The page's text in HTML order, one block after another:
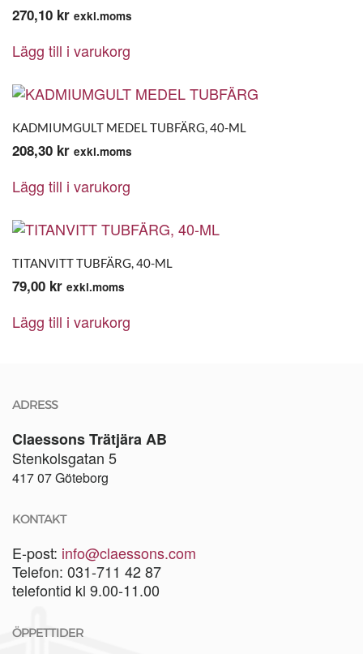
270,10 kr exkl.moms
Lägg till i varukorg
KADMIUMGULT MEDEL TUBFÄRG, 40-ML
208,30 kr exkl.moms
Lägg till i varukorg
TITANVITT TUBFÄRG, 40-ML
79,00 kr exkl.moms
Lägg till i varukorg
ADRESS
Claessons Trätjära AB
Stenkolsgatan 5
417 07 Göteborg
KONTAKT
E-post: info@claessons.com
Telefon: 031-711 42 87
telefontid kl 9.00-11.00
ÖPPETTIDER